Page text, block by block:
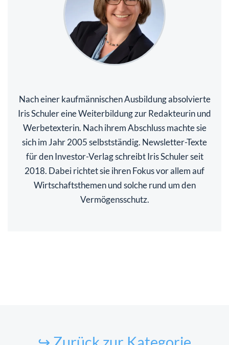
Nach einer kaufmännischen Ausbildung absolvierte
Iris Schuler eine Weiterbildung zur Redakteurin und
Werbetexterin. Nach ihrem Abschluss machte sie
sich im Jahr 2005 selbstständig. Newsletter-Texte
für den Investor-Verlag schreibt Iris Schuler seit
2018. Dabei richtet sie ihren Fokus vor allem auf
Wirtschaftsthemen und solche rund um den
Vermögensschutz.